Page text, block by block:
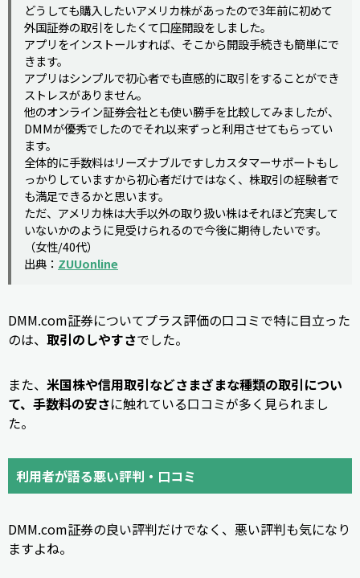
どうしても購入したいアメリカ株があったので3年前に初めて
外国証券の取引をしたくて口座開設をしました。
アプリをインストールすれば、そこから開設手続きも簡単にで
きます。
アプリはシンプルで初心者でも直感的に取引をすることができ
ストレスがありません。
他のオンライン証券会社とも使い勝手を比較してみましたが、
DMMが優秀でしたのでそれ以来ずっと利用させてもらってい
ます。
全体的に手数料はリーズナブルですしカスタマーサポートもし
っかりしていますから初心者だけではなく、株取引の経験者で
も満足できるかと思います。
ただ、アメリカ株は大手以外の取り扱い株はそれほど充実して
いないかのように見受けられるので今後に期待したいです。
（女性/40代）
出典： ZUUonline
DMM.com証券についてプラス評価の口コミで特に目立った
のは、 取引のしやすさでした。
また、 米国株や信用取引などさまざまな種類の取引につい
て、手数料の安さに触れている口コミが多く見られまし
た。
利用者が語る悪い評判・口コミ
DMM.com証券の良い評判だけでなく、悪い評判も気になり
ますよね。